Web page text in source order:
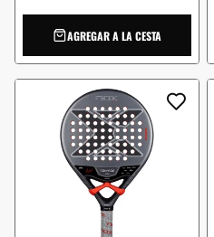
AGREGAR A LA CESTA